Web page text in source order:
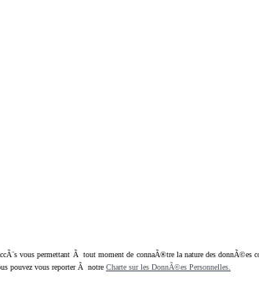
vous permettant Ã tout moment de connaÃ®tre la nature des donnÃ©es
pouvez vous reporter Ã notre Charte sur les DonnÃ©es Personnelles.